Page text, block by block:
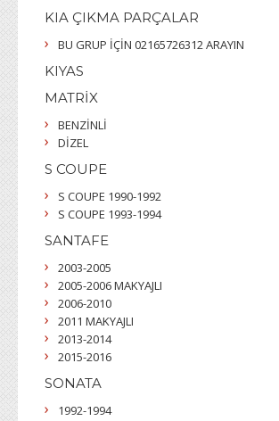
KIA ÇIKMA PARÇALAR
BU GRUP İÇİN 02165726312 ARAYIN
KIYAS
MATRİX
BENZİNLİ
DİZEL
S COUPE
S COUPE 1990-1992
S COUPE 1993-1994
SANTAFE
2003-2005
2005-2006 MAKYAJLI
2006-2010
2011 MAKYAJLI
2013-2014
2015-2016
SONATA
1992-1994